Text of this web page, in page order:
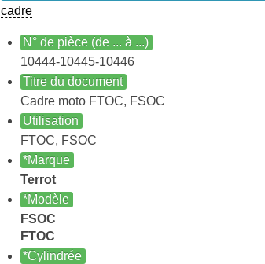
cadre
N° de pièce (de ... à ...)
10444-10445-10446
Titre du document
Cadre moto FTOC, FSOC
Utilisation
FTOC, FSOC
*Marque
Terrot
*Modèle
FSOC
FTOC
*Cylindrée